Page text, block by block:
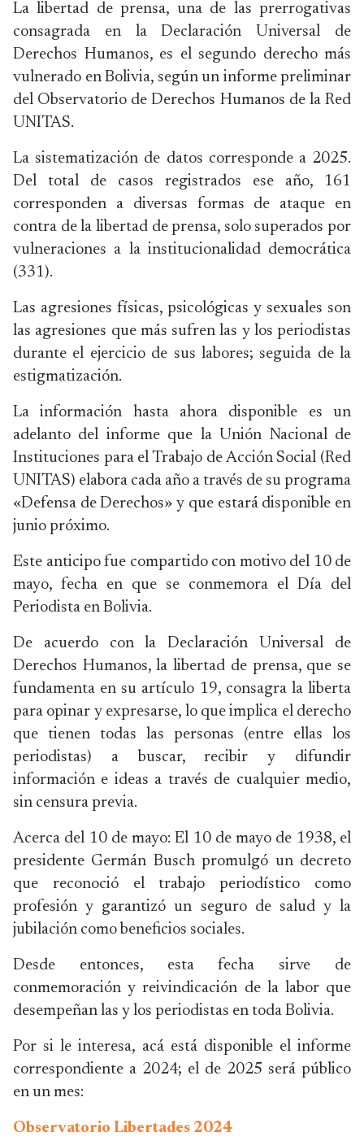
La libertad de prensa, una de las prerrogativas
consagrada en la Declaración Universal de
Derechos Humanos, es el segundo derecho más
vulnerado en Bolivia, según un informe preliminar
del Observatorio de Derechos Humanos de la Red
UNITAS.
La sistematización de datos corresponde a 2025.
Del total de casos registrados ese año, 161
corresponden a diversas formas de ataque en
contra de la libertad de prensa, solo superados por
vulneraciones a la institucionalidad democrática
(331).
Las agresiones físicas, psicológicas y sexuales son
las agresiones que más sufren las y los periodistas
durante el ejercicio de sus labores; seguida de la
estigmatización.
La información hasta ahora disponible es un
adelanto del informe que la Unión Nacional de
Instituciones para el Trabajo de Acción Social (Red
UNITAS) elabora cada año a través de su programa
«Defensa de Derechos» y que estará disponible en
junio próximo.
Este anticipo fue compartido con motivo del 10 de
mayo, fecha en que se conmemora el Día del
Periodista en Bolivia.
De acuerdo con la Declaración Universal de
Derechos Humanos, la libertad de prensa, que se
fundamenta en su artículo 19, consagra la liberta
para opinar y expresarse, lo que implica el derecho
que tienen todas las personas (entre ellas los
periodistas) a buscar, recibir y difundir
información e ideas a través de cualquier medio,
sin censura previa.
Acerca del 10 de mayo: El 10 de mayo de 1938, el
presidente Germán Busch promulgó un decreto
que reconoció el trabajo periodístico como
profesión y garantizó un seguro de salud y la
jubilación como beneficios sociales.
Desde entonces, esta fecha sirve de
conmemoración y reivindicación de la labor que
desempeñan las y los periodistas en toda Bolivia.
Por si le interesa, acá está disponible el informe
correspondiente a 2024; el de 2025 será público
en un mes:
Observatorio Libertades 2024